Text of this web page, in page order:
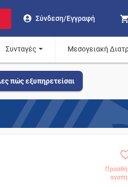
Σύνδεση/Εγγραφή
Συνταγές Μεσογειακή
πώς εξυπηρετείσαι